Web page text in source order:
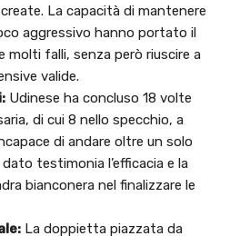
La capacità di mantenere
aggressivo hanno portato il
molti falli, senza però riuscire a
valide.
Udinese ha concluso 18 volte
di cui 8 nello specchio, a
di andare oltre un solo
testimonia l’efficacia e la
bianconera nel finalizzare le
La doppietta piazzata da